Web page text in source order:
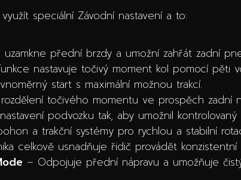
speciální Závodní nastavení a to:
uzamkne přední brzdy a umožní zahřát zadní
nastavuje točivý moment kol pomocí pěti
start s maximální možnou trakcí.
točivého momentu ve prospěch zadní
podvozku tak, aby umožnil kontrolovaný
a trakční systémy pro rychlou a stabilní
celkově usnadňuje řidič provádět
– Odpojuje přední nápravu a umožňuje